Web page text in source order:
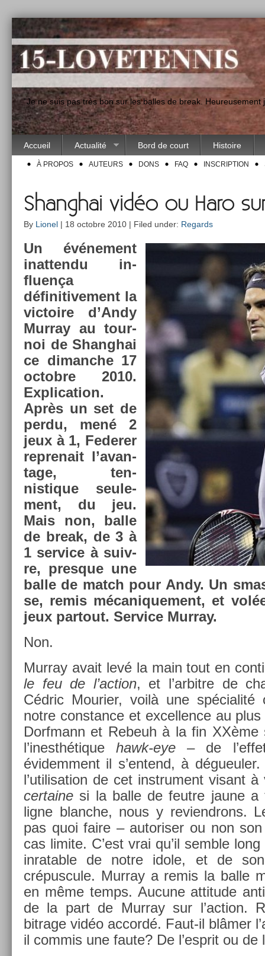
"Je ne suis pas très bon sur les balles de break.
Accueil Actualité Bord de court Histoire
À PROPOS AUTEURS DONS FAQ INSCRIPTION
Shanghai vidéo ou Haro
By Lionel | 18 octobre 2010 | Filed under: Regards
Un événe­ment
in­at­tendu in­
fluen­ça
définitive­ment la
vic­toire d’Andy
Mur­ray au tour­
noi de Shanghai
ce di­manche 17
oc­tob­re 2010.
Ex­plica­tion.
Après un set de
perdu, mené 2
jeux à 1, Feder­er
re­prenait l’avan­
tage, ten­
nistique seule­
ment, du jeu.
Mais non, balle
de break, de 3 à
1 ser­vice à suiv­
re, pre­sque une
balle de match pour Andy. Un
se, remis mécanique­ment, et
jeux par­tout. Ser­vice Mur­ray.
Non.
Mur­ray avait levé la main tout en
le feu de l’ac­tion, et l’ar­bitre de
Cédric Mouri­er, voilà une spécialité
notre con­stan­ce et ex­cell­ence au
Dorfmann et Re­beuh à la fin
l’inesthétiquehawk-eye – de
évidem­ment il s’en­tend, à
l’utilisa­tion de cet in­stru­ment visant
cer­taine si la balle de feut­re jaune a
ligne blanche, nous y re­viendrons.
pas quoi faire – auto­ris­er ou non
cas li­mite. C’est vrai qu’il semble
in­rat­able de notre idole, et de
crépus­cule. Mur­ray a remis la balle
en même temps. Aucune at­titude
de la part de Mur­ray sur l’ac­tion.
bitrage vidéo ac­cordé. Faut-il blâmer
il com­mis une faute? De l’esprit ou de